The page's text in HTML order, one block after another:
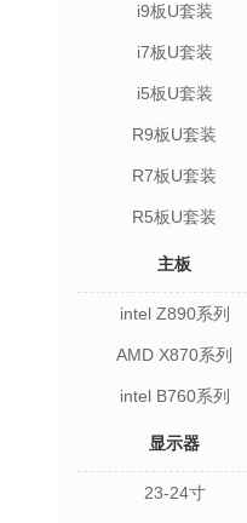
i9板U套装
i7板U套装
i5板U套装
R9板U套装
R7板U套装
R5板U套装
主板
intel Z890系列
AMD X870系列
intel B760系列
显示器
23-24寸